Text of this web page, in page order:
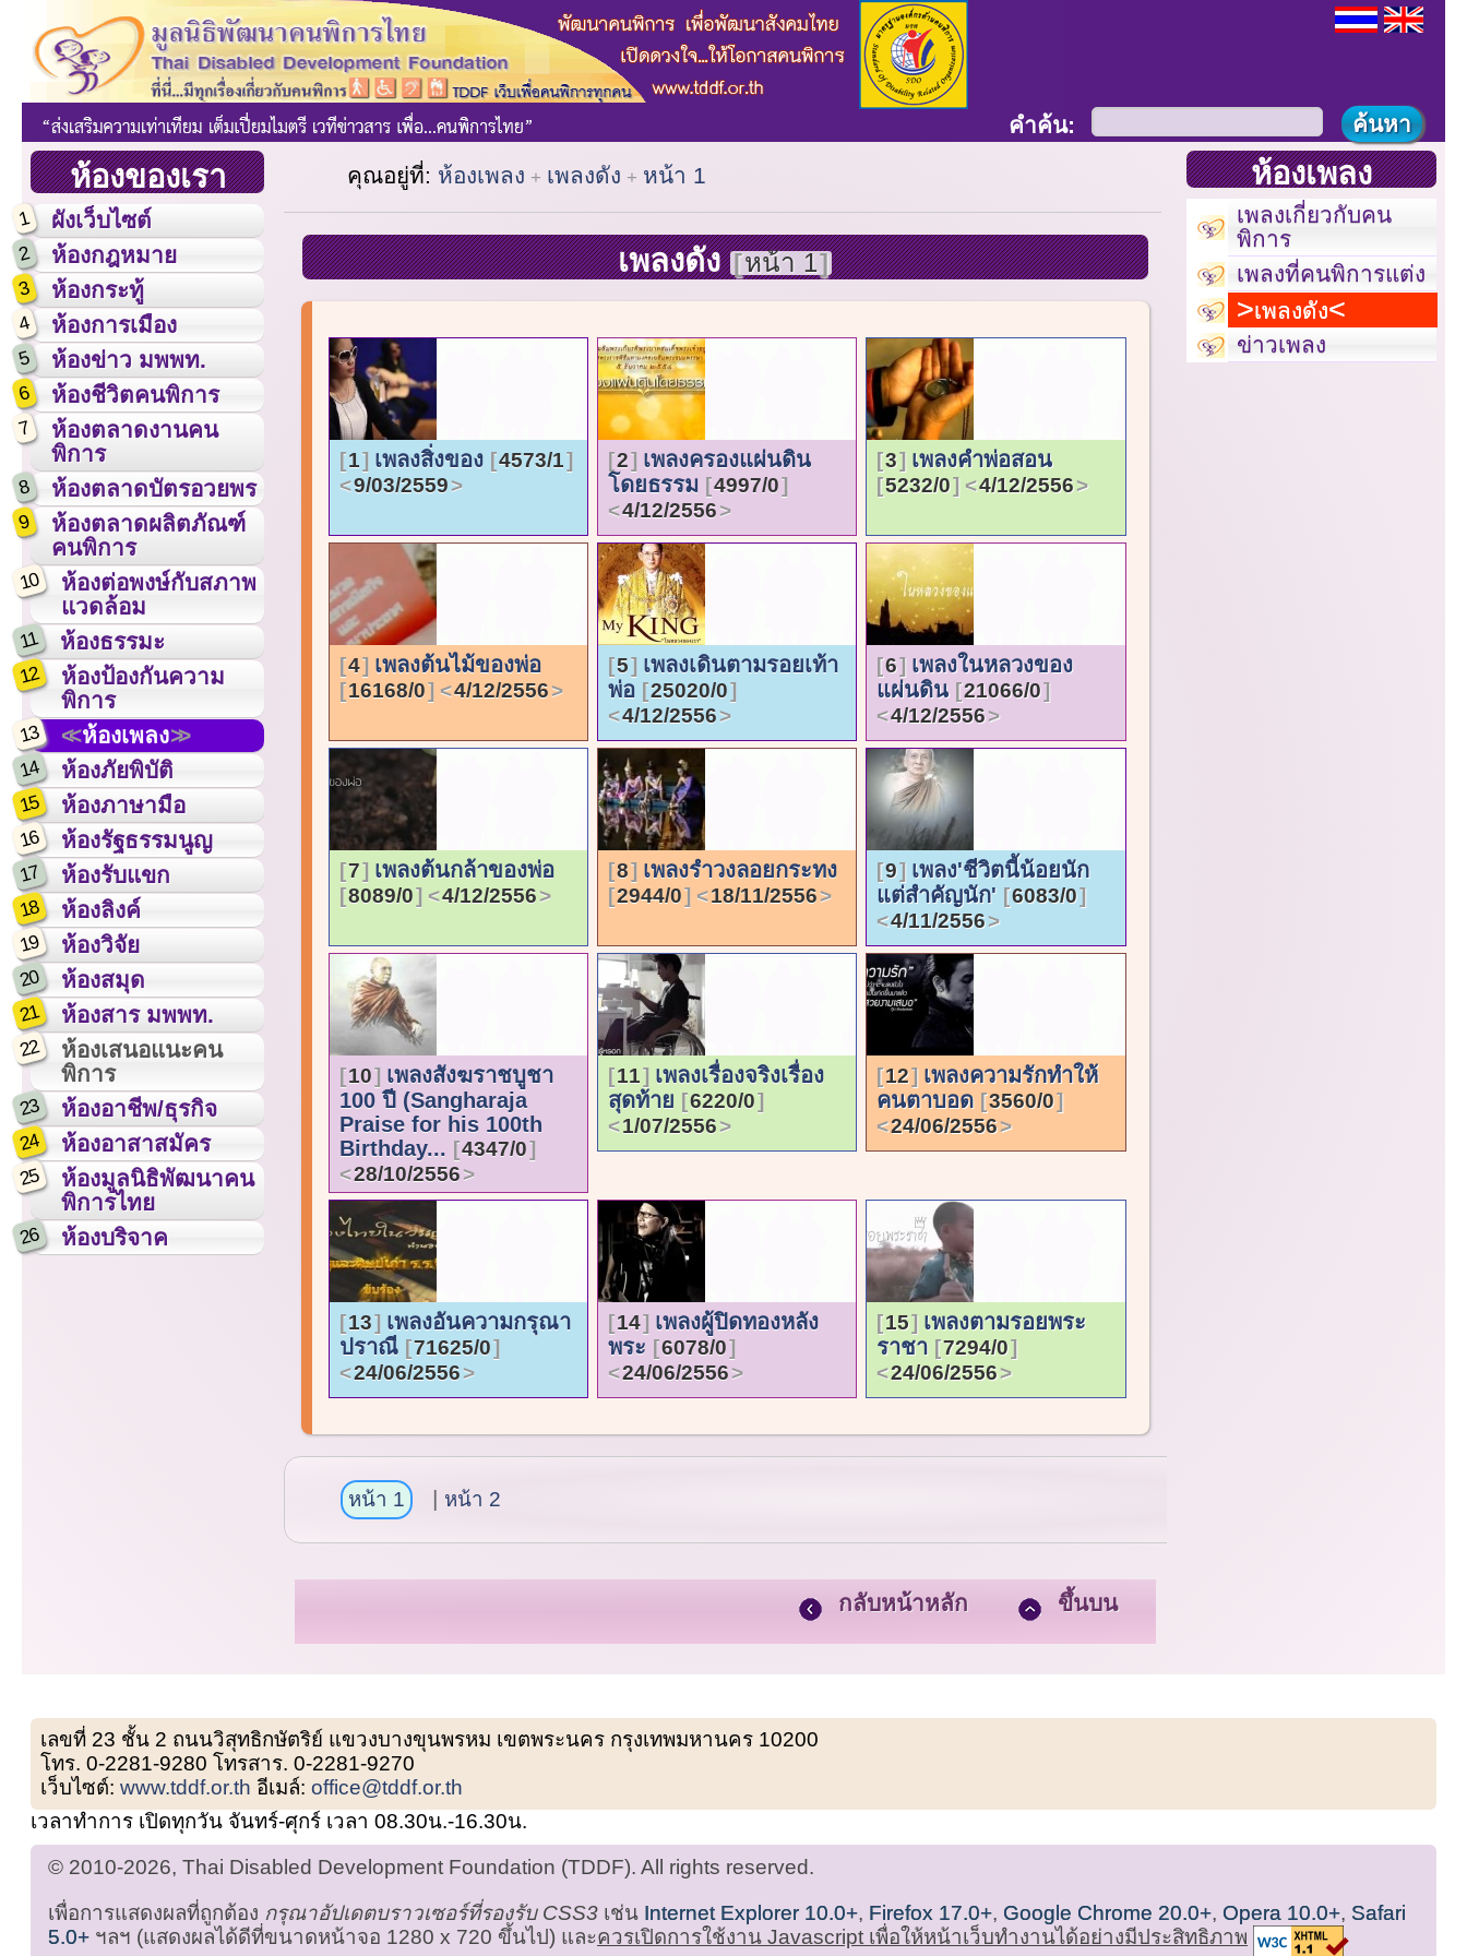
ห้องของเรา
1 ผังเว็บไซต์
2 ห้องกฎหมาย
3 ห้องกระทู้
4 ห้องการเมือง
5 ห้องข่าว มพพท.
6 ห้องชีวิตคนพิการ
7
ห้องตลาดงานคน
พิการ
8 ห้องตลาดบัตรอวยพร
9
ห้องตลาดผลิตภัณฑ์
คนพิการ
10
ห้องต่อพงษ์กับสภาพ
แวดล้อม
11 ห้องธรรมะ
12
ห้องป้องกันความ
พิการ
13 ห้องเพลง
14 ห้องภัยพิบัติ
15 ห้องภาษามือ
16 ห้องรัฐธรรมนูญ
17 ห้องรับแขก
18 ห้องลิงค์
19 ห้องวิจัย
20 ห้องสมุด
21 ห้องสาร มพพท.
22
ห้องเสนอแนะคน
พิการ
23 ห้องอาชีพ/ธุรกิจ
24 ห้องอาสาสมัคร
25
ห้องมูลนิธิพัฒนาคน
พิการไทย
26 ห้องบริจาค
คำค้น:
คุณอยู่ที่: ห้องเพลง เพลงดัง หน้า 1
เพลงดัง หน้า 1
1 เพลงสิ่งของ
4573/1
9/03/2559
2
เพลงครองแผ่นดิน
โดยธรรม
4997/0
4/12/2556
3 เพลงคำพ่อสอน
5232/0 4/12/2556
4 เพลงต้นไม้ของพ่อ
16168/0 4/12/2556
5
เพลงเดินตามรอยเท้า
พ่อ
25020/0
4/12/2556
6
เพลงในหลวงของ
แผ่นดิน
21066/0
4/12/2556
7 เพลงต้นกล้าของพ่อ
8089/0 4/12/2556
8 เพลงรำวงลอยกระทง
2944/0 18/11/2556
9
เพลง'ชีวิตนี้น้อยนัก
แต่สำคัญนัก'
6083/0
4/11/2556
10
เพลงสังฆราชบูชา
100 ปี (Sangharaja
Praise for his 100th
Birthday...
4347/0
28/10/2556
11
เพลงเรื่องจริงเรื่อง
สุดท้าย
6220/0
1/07/2556
12
เพลงความรักทำให้
คนตาบอด
3560/0
24/06/2556
13
เพลงอันความกรุณา
ปราณี
71625/0
24/06/2556
14
เพลงผู้ปิดทองหลัง
พระ
6078/0
24/06/2556
15
เพลงตามรอยพระ
ราชา
7294/0
24/06/2556
หน้า 1 หน้า 2
กลับหน้าหลัก ขึ้นบน
ห้องเพลง
เพลงเกี่ยวกับคน
พิการ
เพลงที่คนพิการแต่ง
เพลงดัง
ข่าวเพลง
เลขที่ 23 ชั้น 2 ถนนวิสุทธิกษัตริย์ แขวงบางขุนพรหม เขตพระนคร กรุงเทพมหานคร 10200
โทร. 0-2281-9280 โทรสาร. 0-2281-9270
เว็บไซต์:www.tddf.or.th อีเมล์:office@tddf.or.th
เวลาทำการ เปิดทุกวัน จันทร์-ศุกร์ เวลา 08.30น.-16.30น.
© 2010-2026, Thai Disabled Development Foundation (TDDF). All rights reserved.
เพื่อการแสดงผลที่ถูกต้อง กรุณาอัปเดตบราวเซอร์ที่รองรับ CSS3 เช่น Internet Explorer 10.0+, Firefox 17.0+, Google Chrome 20.0+, Opera 10.0+, Safari
5.0+ ฯลฯ (แสดงผลได้ดีที่ขนาดหน้าจอ 1280 x 720 ขึ้นไป) และควรเปิดการใช้งาน Javascript เพื่อให้หน้าเว็บทำงานได้อย่างมีประสิทธิภาพ